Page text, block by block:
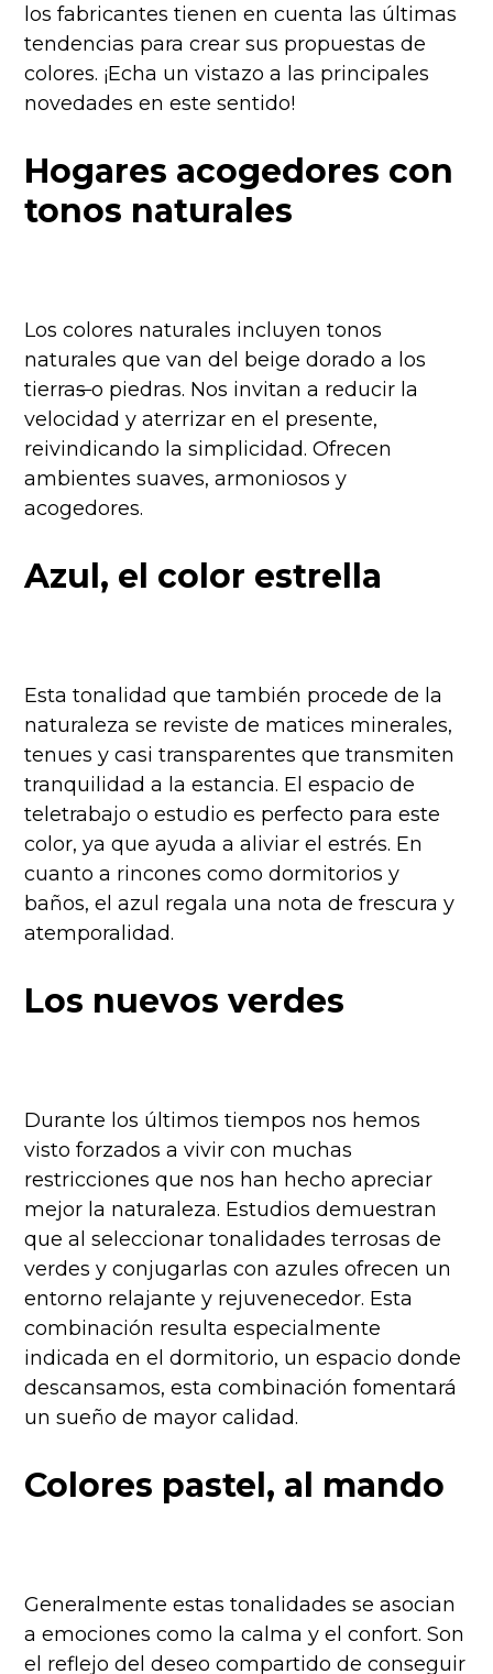
los fabricantes tienen en cuenta las últimas
tendencias para crear sus propuestas de
colores. ¡Echa un vistazo a las principales
novedades en este sentido!
Hogares acogedores con
tonos naturales
Los colores naturales incluyen tonos
naturales que van del beige dorado a los
tierraso piedras. Nos invitan a reducir la
velocidad y aterrizar en el presente,
reivindicando la simplicidad. Ofrecen
ambientes suaves, armoniosos y
acogedores.
Azul, el color estrella
Esta tonalidad que también procede de la
naturaleza se reviste de matices minerales,
tenues y casi transparentes que transmiten
tranquilidad a la estancia. El espacio de
teletrabajo o estudio es perfecto para este
color, ya que ayuda a aliviar el estrés. En
cuanto a rincones como dormitorios y
baños, el azul regala una nota de frescura y
atemporalidad.
Los nuevos verdes
Durante los últimos tiempos nos hemos
visto forzados a vivir con muchas
restricciones que nos han hecho apreciar
mejor la naturaleza. Estudios demuestran
que al seleccionar tonalidades terrosas de
verdes y conjugarlas con azules ofrecen un
entorno relajante y rejuvenecedor. Esta
combinación resulta especialmente
indicada en el dormitorio, un espacio donde
descansamos, esta combinación fomentará
un sueño de mayor calidad.
Colores pastel, al mando
Generalmente estas tonalidades se asocian
a emociones como la calma y el confort. Son
el reflejo del deseo compartido de conseguir